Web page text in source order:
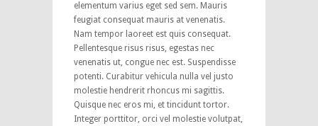
elementum varius eget sed sem. Mauris
feugiat consequat mauris at venenatis.
Nam tempor laoreet est quis consequat.
Pellentesque risus risus, egestas nec
venenatis ut, congue nec est. Suspendisse
potenti. Curabitur vehicula nulla vel justo
molestie hendrerit rhoncus mi sagittis.
Quisque nec eros mi, et tincidunt tortor.
Integer porttitor, orci vel molestie volutpat,